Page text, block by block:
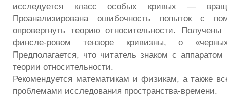
исследуется класс особых кривых —
Проанализирована ошибочность попыток с
опровергнуть теорию относительности.
финсле-ровом тензоре кривизны, о
Предполагается, что читатель знаком с
теории относительности.
Рекомендуется математикам и физикам, а также
проблемами исследования пространства-времени.